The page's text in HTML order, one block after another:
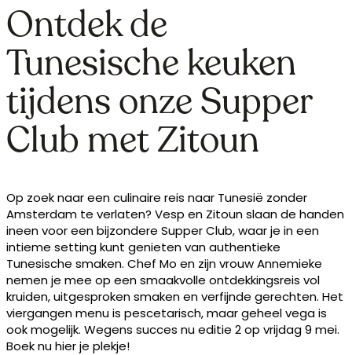
Ontdek de
Tunesische keuken
tijdens onze Supper
Club met Zitoun
Op zoek naar een culinaire reis naar Tunesië zonder
Amsterdam te verlaten? Vesp en Zitoun slaan de handen
ineen voor een bijzondere Supper Club, waar je in een
intieme setting kunt genieten van authentieke
Tunesische smaken. Chef Mo en zijn vrouw Annemieke
nemen je mee op een smaakvolle ontdekkingsreis vol
kruiden, uitgesproken smaken en verfijnde gerechten. Het
viergangen menu is pescetarisch, maar geheel vega is
ook mogelijk. Wegens succes nu editie 2 op vrijdag 9 mei.
Boek nu hier je plekje!